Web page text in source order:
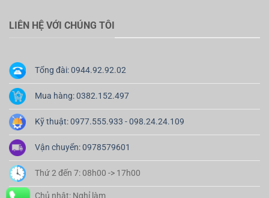
LIÊN HỆ VỚI CHÚNG TÔI
Tổng đài: 0944.92.92.02
Mua hàng: 0382.152.497
Kỹ thuật: 0977.555.933 - 098.24.24.109
Vận chuyển: 0978579601
Thứ 2 đến 7: 08h00 -> 17h00